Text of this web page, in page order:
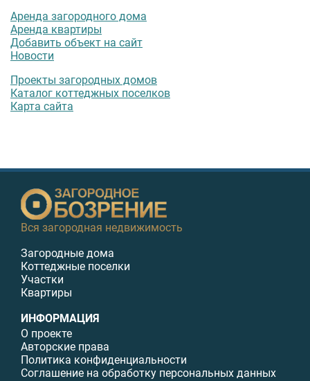
Аренда загородного дома
Аренда квартиры
Добавить объект на сайт
Новости
Проекты загородных домов
Каталог коттеджных поселков
Карта сайта
Вся загородная недвижимость
Загородные дома
Коттеджные поселки
Участки
Квартиры
ИНФОРМАЦИЯ
О проекте
Авторские права
Политика конфиденциальности
Соглашение на обработку персональных данных